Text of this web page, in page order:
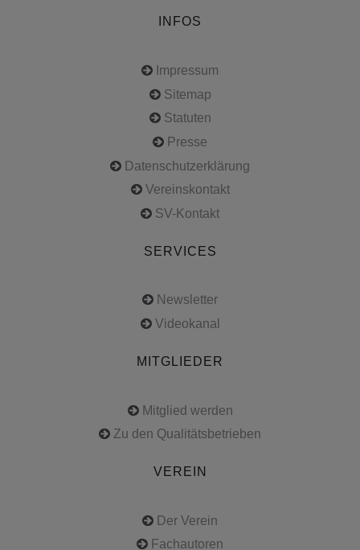
INFOS
Impressum
Sitemap
Statuten
Presse
Datenschutzerklärung
Vereinskontakt
SV-Kontakt
SERVICES
Newsletter
Videokanal
MITGLIEDER
Mitglied werden
Zu den Qualitätsbetrieben
VEREIN
Der Verein
Fachautoren